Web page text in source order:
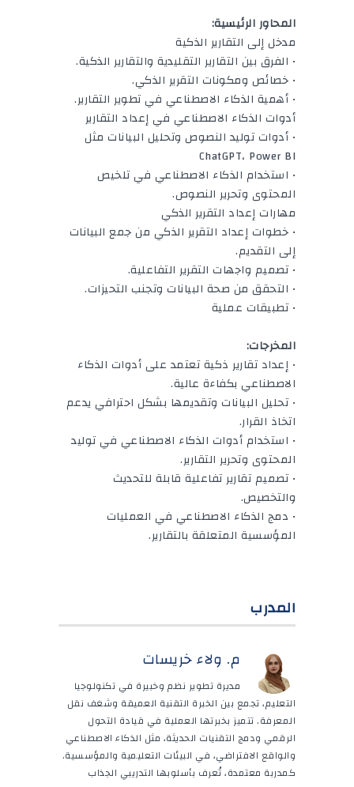
المحاور الرئيسية:
مدخل إلى التقارير الذكية
• الفرق بين التقارير التقليدية والتقارير الذكية.
• خصائص ومكونات التقرير الذكي.
• أهمية الذكاء الاصطناعي في تطوير التقارير.
أدوات الذكاء الاصطناعي في إعداد التقارير
• أدوات توليد النصوص وتحليل البيانات مثل
ChatGPT، Power BI
• استخدام الذكاء الاصطناعي في تلخيص
المحتوى وتحرير النصوص.
مهارات إعداد التقرير الذكي
• خطوات إعداد التقرير الذكي من جمع البيانات
إلى التقديم.
• تصميم واجهات التقرير التفاعلية.
• التحقق من صحة البيانات وتجنب التحيزات.
• تطبيقات عملية
المخرجات:
• إعداد تقارير ذكية تعتمد على أدوات الذكاء
الاصطناعي بكفاءة عالية.
• تحليل البيانات وتقديمها بشكل احترافي يدعم
اتخاذ القرار.
• استخدام أدوات الذكاء الاصطناعي في توليد
المحتوى وتحرير التقارير.
• تصميم تقارير تفاعلية قابلة للتحديث
والتخصيص.
• دمج الذكاء الاصطناعي في العمليات
المؤسسية المتعلقة بالتقارير.
المدرب
م. ولاء خريسات
مديرة تطوير نظم وخبيرة في تكنولوجيا
التعليم، تجمع بين الخبرة التقنية العميقة وشغف نقل
المعرفة. تتميز بخبرتها العملية في قيادة التحول
الرقمي ودمج التقنيات الحديثة، مثل الذكاء الاصطناعي
والواقع الافتراضي، في البيئات التعليمية والمؤسسية.
كمدربة معتمدة، تُعرف بأسلوبها التدريبي الجذاب